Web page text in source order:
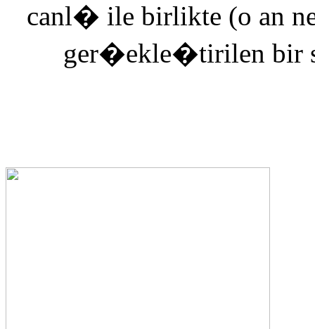
canl� ile birlikte (o an
ger�ekle�tirilen bir